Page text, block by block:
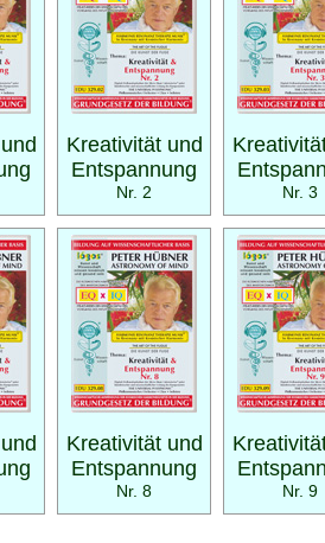
Kreativität und
Entspannung
Nr. 2 Nr. 3
Kreativität und
Entspannung
Nr. 8 Nr. 9